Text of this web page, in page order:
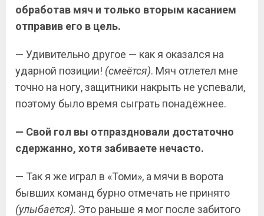
обработав мяч и только вторым касанием
отправив его в цель.
— Удивительно другое — как я оказался на
ударной позиции! (смеётся). Мяч отлетел мне
точно на ногу, защитники накрыть не успевали,
поэтому было время сыграть понадёжнее.
— Свой гол вы отпраздновали достаточно
сдержанно, хотя забиваете нечасто.
— Так я же играл в «Томи», а мячи в ворота
бывших команд бурно отмечать не принято
(улыбается). Это раньше я мог после забитого